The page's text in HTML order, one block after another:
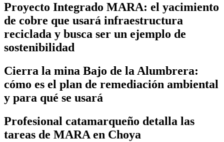
Proyecto Integrado MARA: el yacimiento
de cobre que usará infraestructura
reciclada y busca ser un ejemplo de
sostenibilidad
Cierra la mina Bajo de la Alumbrera:
cómo es el plan de remediación ambiental
y para qué se usará
Profesional catamarqueño detalla las
tareas de MARA en Choya